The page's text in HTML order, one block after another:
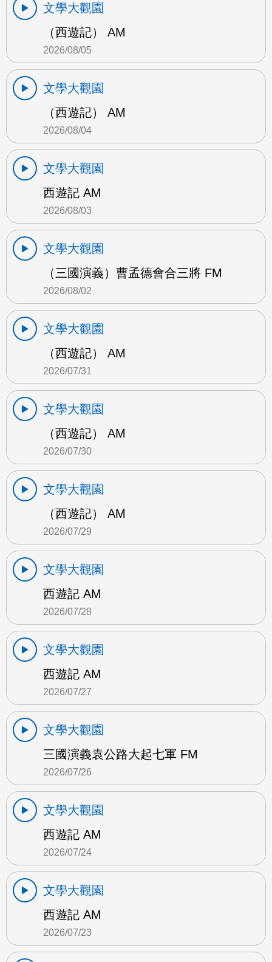
文學大觀園
（西遊記） AM
2026/08/05
文學大觀園
（西遊記） AM
2026/08/04
文學大觀園
西遊記 AM
2026/08/03
文學大觀園
（三國演義）曹孟德會合三將 FM
2026/08/02
文學大觀園
（西遊記） AM
2026/07/31
文學大觀園
（西遊記） AM
2026/07/30
文學大觀園
（西遊記） AM
2026/07/29
文學大觀園
西遊記 AM
2026/07/28
文學大觀園
西遊記 AM
2026/07/27
文學大觀園
三國演義袁公路大起七軍 FM
2026/07/26
文學大觀園
西遊記 AM
2026/07/24
文學大觀園
西遊記 AM
2026/07/23